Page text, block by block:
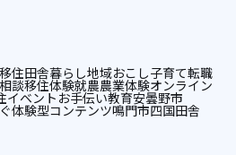
住田舎暮らし地域おこし子育て転職
談移住体験就農農業体験オンライン
イベントお手伝い教育安曇野市
体験型コンテンツ鳴門市四国田舎